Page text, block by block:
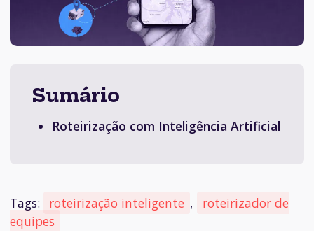
Sumário
Roteirização com Inteligência Artificial
Tags: roteirização inteligente ,
roteirizador de
equipes